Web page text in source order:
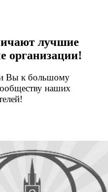
лучшие
организации!
Вы к большому
наших